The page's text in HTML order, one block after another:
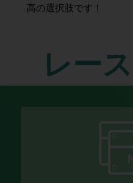
高の選択肢です！
レー